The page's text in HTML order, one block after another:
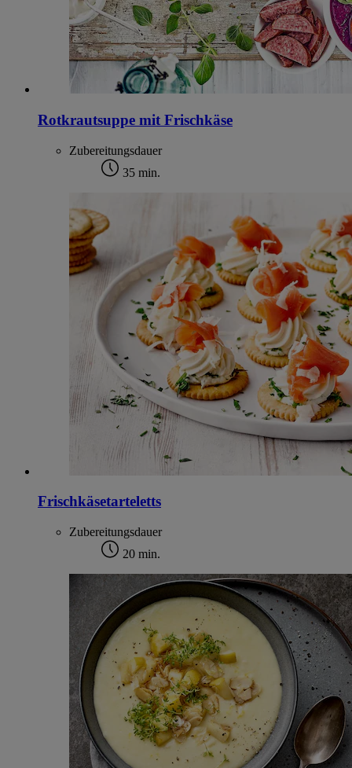
Rotkrautsuppe mit Frischkäse
Zubereitungsdauer
35 min.
Frischkäsetarteletts
Zubereitungsdauer
20 min.